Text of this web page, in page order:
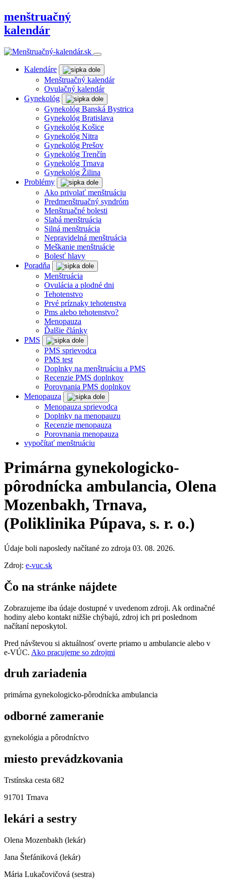
menštruačný
kalendár
Kalendáre
Menštruačný kalendár
Ovulačný kalendár
Gynekológ
Gynekológ Banská Bystrica
Gynekológ Bratislava
Gynekológ Košice
Gynekológ Nitra
Gynekológ Prešov
Gynekológ Trenčín
Gynekológ Trnava
Gynekológ Žilina
Problémy
Ako privolať menštruáciu
Predmenštruačný syndróm
Menštruačné bolesti
Slabá menštruácia
Silná menštruácia
Nepravidelná menštruácia
Meškanie menštruácie
Bolesť hlavy
Poradňa
Menštruácia
Ovulácia a plodné dni
Tehotenstvo
Prvé príznaky tehotenstva
Pms alebo tehotenstvo?
Menopauza
Ďalšie články
PMS
PMS sprievodca
PMS test
Doplnky na menštruáciu a PMS
Recenzie PMS doplnkov
Porovnania PMS doplnkov
Menopauza
Menopauza sprievodca
Doplnky na menopauzu
Recenzie menopauza
Porovnania menopauza
vypočítať menštruáciu
Primárna gynekologicko-
pôrodnícka ambulancia, Olena
Mozenbakh, Trnava,
(Poliklinika Púpava, s. r. o.)
Údaje boli naposledy načítané zo zdroja 03. 08. 2026.
Zdroj: e-vuc.sk
Čo na stránke nájdete
Zobrazujeme iba údaje dostupné v uvedenom zdroji. Ak ordinačné
hodiny alebo kontakt nižšie chýbajú, zdroj ich pri poslednom
načítaní neposkytol.
Pred návštevou si aktuálnosť overte priamo u ambulancie alebo v
e‑VÚC. Ako pracujeme so zdrojmi
druh zariadenia
primárna gynekologicko-pôrodnícka ambulancia
odborné zameranie
gynekológia a pôrodníctvo
miesto prevádzkovania
Trstínska cesta 682
91701 Trnava
lekári a sestry
Olena Mozenbakh (lekár)
Jana Štefániková (lekár)
Mária Lukačovičová (sestra)